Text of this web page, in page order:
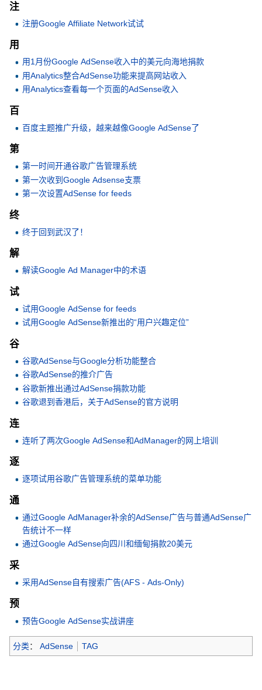
注
注册Google Affiliate Network试试
用
用1月份Google AdSense收入中的美元向海地捐款
用Analytics整合AdSense功能来提高网站收入
用Analytics查看每一个页面的AdSense收入
百
百度主题推广升级，越来越像Google AdSense了
第
第一时间开通谷歌广告管理系统
第一次收到Google Adsense支票
第一次设置AdSense for feeds
终
终于回到武汉了！
解
解读Google Ad Manager中的术语
试
试用Google AdSense for feeds
试用Google AdSense新推出的“用户兴趣定位”
谷
谷歌AdSense与Google分析功能整合
谷歌AdSense的推介广告
谷歌新推出通过AdSense捐款功能
谷歌退到香港后，关于AdSense的官方说明
连
连听了两次Google AdSense和AdManager的网上培训
逐
逐项试用谷歌广告管理系统的菜单功能
通
通过Google AdManager补余的AdSense广告与普通AdSense广
告统计不一样
通过Google AdSense向四川和缅甸捐款20美元
采
采用AdSense自有搜索广告(AFS - Ads-Only)
预
预告Google AdSense实战讲座
分类： AdSense TAG